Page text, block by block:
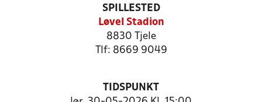
SPILLESTED
Løvel Stadion
8830 Tjele
Tlf: 8669 9049
TIDSPUNKT